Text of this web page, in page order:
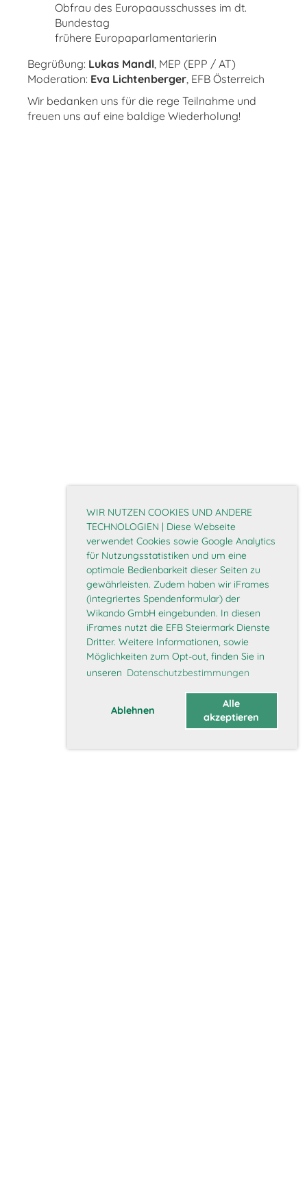
WIR NUTZEN COOKIES UND ANDERE
TECHNOLOGIEN | Diese Webseite
verwendet Cookies sowie Google Analytics
für Nutzungsstatistiken und um eine
optimale Bedienbarkeit dieser Seiten zu
gewährleisten. Zudem haben wir iFrames
(integriertes Spendenformular) der
Wikando GmbH eingebunden. In diesen
iFrames nutzt die EFB Steiermark Dienste
Dritter. Weitere Informationen, sowie
Möglichkeiten zum Opt-out, finden Sie in
unseren Datenschutzbestimmungen
Ablehnen
Alle
akzeptieren
Obfrau des Europaausschusses im dt.
Bundestag
frühere Europaparlamentarierin
Begrüßung: Lukas Mandl, MEP (EPP / AT)
Moderation: Eva Lichtenberger, EFB Österreich
Wir bedanken uns für die rege Teilnahme und
freuen uns auf eine baldige Wiederholung!